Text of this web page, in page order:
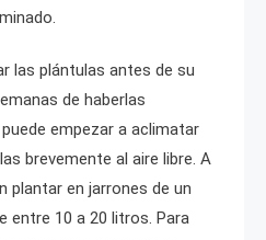
las plántulas antes de su
de haberlas
empezar a aclimatar
brevemente al aire libre. A
plantar en jarrones de un
entre 10 a 20 litros. Para